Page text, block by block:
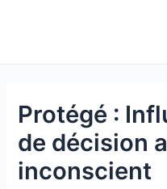
Protégé :
de décision
inconscient